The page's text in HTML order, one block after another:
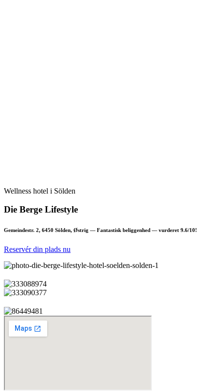
Wellness hotel i Sölden
Die Berge Lifestyle
Gemeindestr. 2, 6450 Sölden, Østrig — Fantastisk beliggenhed — vurderet 9.6/10!
Reservér din plads nu